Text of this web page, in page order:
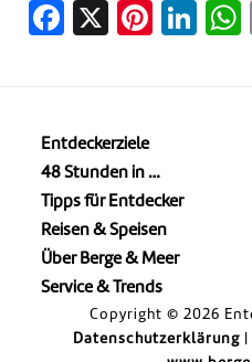
Facebook
X
Entdeckerziele
48 Stunden in …
Tipps für Entdecker
Reisen & Speisen
Über Berge & Meer
Service & Trends
Copyright © 2026
Datenschutzerklärung